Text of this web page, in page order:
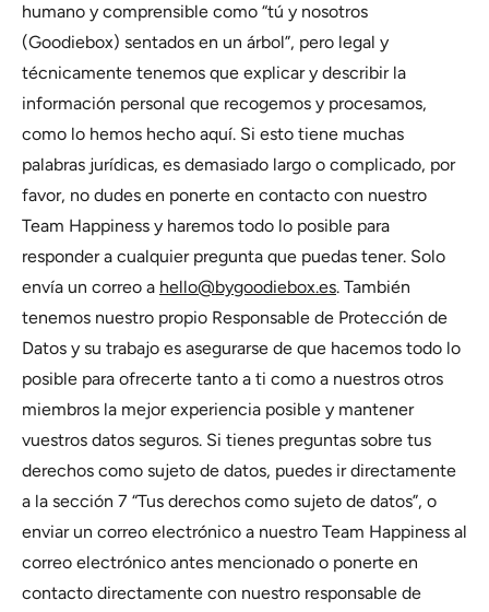
humano y comprensible como “tú y nosotros
(Goodiebox) sentados en un árbol”, pero legal y
técnicamente tenemos que explicar y describir la
información personal que recogemos y procesamos,
como lo hemos hecho aquí. Si esto tiene muchas
palabras jurídicas, es demasiado largo o complicado, por
favor, no dudes en ponerte en contacto con nuestro
Team Happiness y haremos todo lo posible para
responder a cualquier pregunta que puedas tener. Solo
envía un correo a hello@bygoodiebox.es. También
tenemos nuestro propio Responsable de Protección de
Datos y su trabajo es asegurarse de que hacemos todo lo
posible para ofrecerte tanto a ti como a nuestros otros
miembros la mejor experiencia posible y mantener
vuestros datos seguros. Si tienes preguntas sobre tus
derechos como sujeto de datos, puedes ir directamente
a la sección 7 “Tus derechos como sujeto de datos”, o
enviar un correo electrónico a nuestro Team Happiness al
correo electrónico antes mencionado o ponerte en
contacto directamente con nuestro responsable de